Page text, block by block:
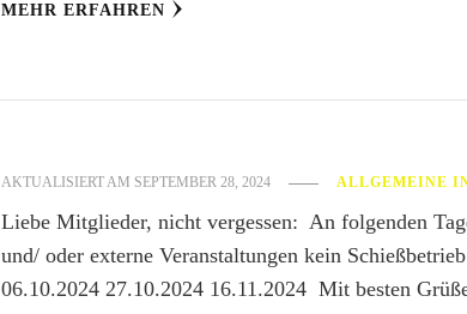
MEHR ERFAHREN
AKTUALISIERT AM SEPTEMBER 28, 2024 ALLGEMEINE
Liebe Mitglieder, nicht vergessen: An folgenden
und/ oder externe Veranstaltungen kein
06.10.2024 27.10.2024 16.11.2024 Mit besten